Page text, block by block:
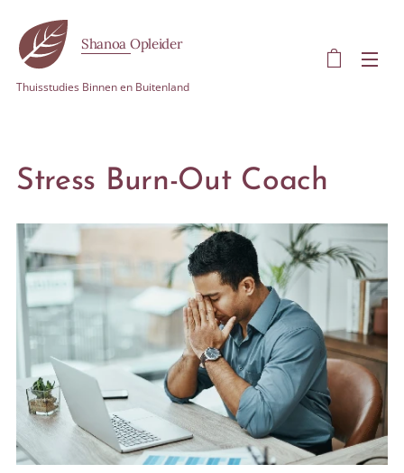
Shanoa Opleider
Thuisstudies Binnen en Buitenland
Stress Burn-Out Coach